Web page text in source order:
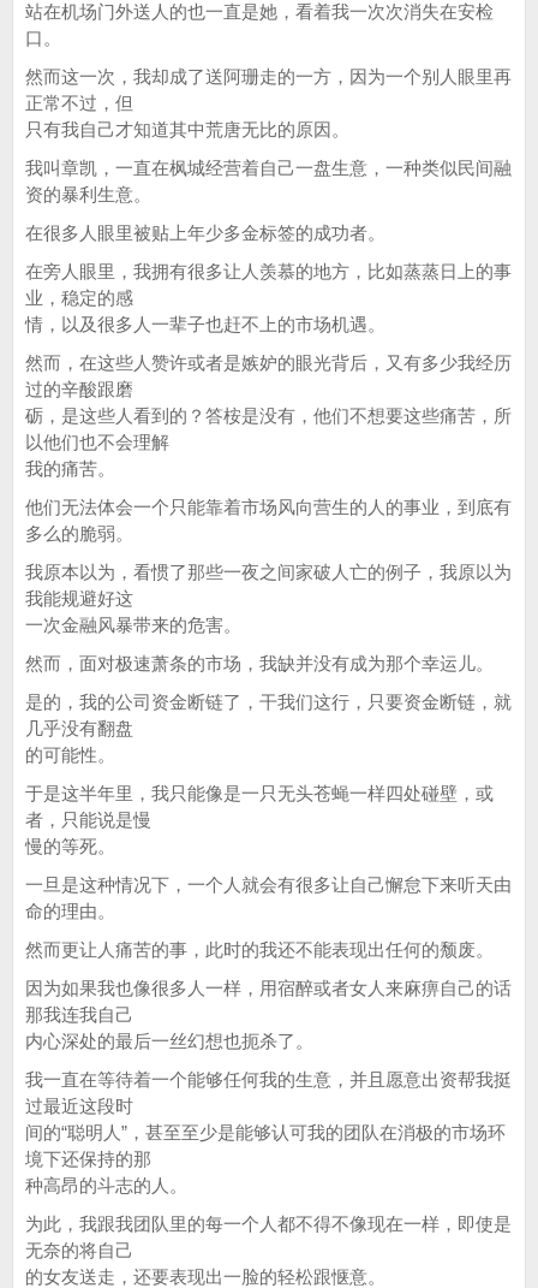
站在机场门外送人的也一直是她，看着我一次次消失在安检
口。
然而这一次，我却成了送阿珊走的一方，因为一个别人眼里再
正常不过，但
只有我自己才知道其中荒唐无比的原因。
我叫章凯，一直在枫城经营着自己一盘生意，一种类似民间融
资的暴利生意。
在很多人眼里被贴上年少多金标签的成功者。
在旁人眼里，我拥有很多让人羡慕的地方，比如蒸蒸日上的事
业，稳定的感
情，以及很多人一辈子也赶不上的市场机遇。
然而，在这些人赞许或者是嫉妒的眼光背后，又有多少我经历
过的辛酸跟磨
砺，是这些人看到的？答桉是没有，他们不想要这些痛苦，所
以他们也不会理解
我的痛苦。
他们无法体会一个只能靠着市场风向营生的人的事业，到底有
多么的脆弱。
我原本以为，看惯了那些一夜之间家破人亡的例子，我原以为
我能规避好这
一次金融风暴带来的危害。
然而，面对极速萧条的市场，我缺并没有成为那个幸运儿。
是的，我的公司资金断链了，干我们这行，只要资金断链，就
几乎没有翻盘
的可能性。
于是这半年里，我只能像是一只无头苍蝇一样四处碰壁，或
者，只能说是慢
慢的等死。
一旦是这种情况下，一个人就会有很多让自己懈怠下来听天由
命的理由。
然而更让人痛苦的事，此时的我还不能表现出任何的颓废。
因为如果我也像很多人一样，用宿醉或者女人来麻痹自己的话
那我连我自己
内心深处的最后一丝幻想也扼杀了。
我一直在等待着一个能够任何我的生意，并且愿意出资帮我挺
过最近这段时
间的“聪明人”，甚至至少是能够认可我的团队在消极的市场环
境下还保持的那
种高昂的斗志的人。
为此，我跟我团队里的每一个人都不得不像现在一样，即使是
无奈的将自己
的女友送走，还要表现出一脸的轻松跟惬意。